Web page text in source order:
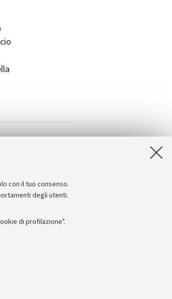
con il tuo consenso.
degli utenti.
di profilazione".
CF: 80007010376